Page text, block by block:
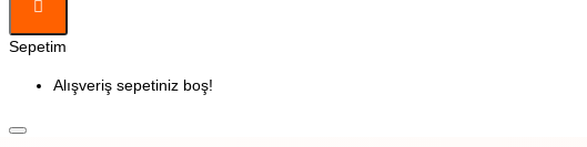
Sepetim
Alışveriş sepetiniz boş!